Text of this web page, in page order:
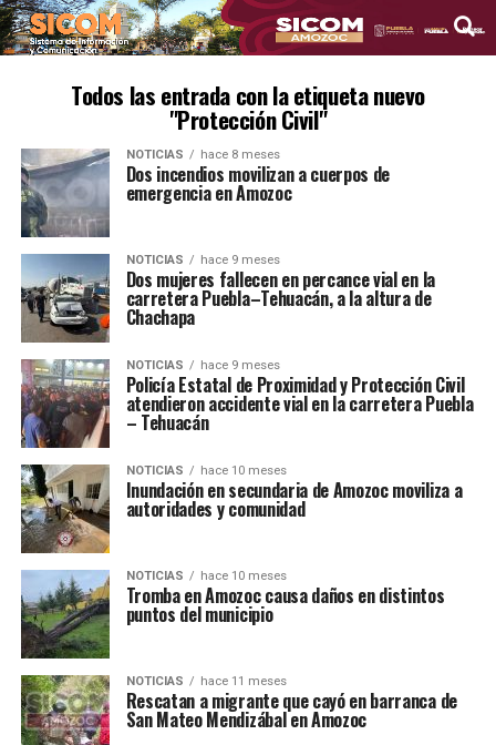
Todos las entrada con la etiqueta nuevo
"Protección Civil"
NOTICIAS hace 8 meses
Dos incendios movilizan a cuerpos de
emergencia en Amozoc
NOTICIAS hace 9 meses
Dos mujeres fallecen en percance vial en la
carretera Puebla–Tehuacán, a la altura de
Chachapa
NOTICIAS hace 9 meses
Policía Estatal de Proximidad y Protección Civil
atendieron accidente vial en la carretera Puebla
– Tehuacán
NOTICIAS hace 10 meses
Inundación en secundaria de Amozoc moviliza a
autoridades y comunidad
NOTICIAS hace 10 meses
Tromba en Amozoc causa daños en distintos
puntos del municipio
NOTICIAS hace 11 meses
Rescatan a migrante que cayó en barranca de
San Mateo Mendizábal en Amozoc